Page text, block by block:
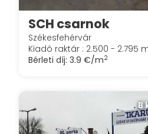
SCH csarnok
Székesfehérvár
Kiadó raktár : 2.500 - 2.795
Bérleti díj: 3.9 €/m2
B